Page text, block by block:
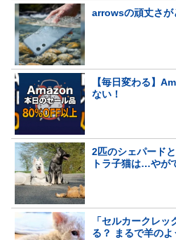
arrowsの頑丈さが
【毎日変わる】
ない！
2匹のシェパード
トラ子猫は…やが
「セルカークレ
る？ まるで羊の